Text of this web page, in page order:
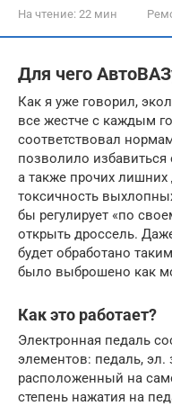
На чтение: 22 мин
Для чего
Как я уже говорил,
все жестче с каждым
соответствовал
позволило избавиться
а также прочих
токсичность
бы регулирует «по
открыть дроссель.
будет обработано
было выброшено как
Как это работает?
Электронная педаль
элементов: педаль, эл.
расположенный на
степень нажатия на